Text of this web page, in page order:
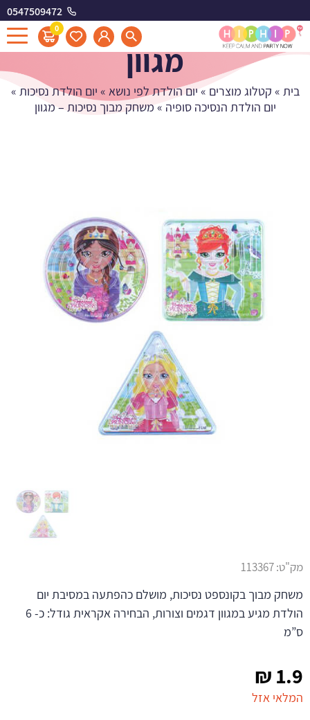
0547509472
0
משחק מבוך נסיכות -
מגוון
בית » קטלוג מוצרים » יום הולדת לפי נושא » יום הולדת נסיכות »
יום הולדת הנסיכה סופיה » משחק מבוך נסיכות – מגוון
1.9
₪
המלאי אזל
מק"ט:113367
משחק מבוך בקונספט נסיכות, מושלם כהפתעה במסיבת יום
הולדת מגיע במגוון דגמים וצורות, הבחירה אקראית גודל: כ- 6
ס”מ